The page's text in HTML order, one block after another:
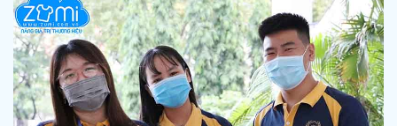
khách hàng được rất nhiều doanh nghiệp quan tâm đến.